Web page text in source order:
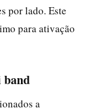
por lado. Este
para ativação
band
a